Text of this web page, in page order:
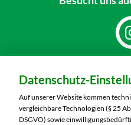
MARKTKAUF
90482
Datenschutz-
Auf unserer Website kommen
vergleichbare Technologien (§ 25
DSGVO) sowie